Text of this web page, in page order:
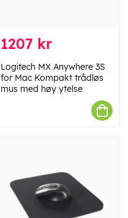
1207 kr
Logitech MX Anywhere 3S
for Mac Kompakt trådløs
mus med høy ytelse